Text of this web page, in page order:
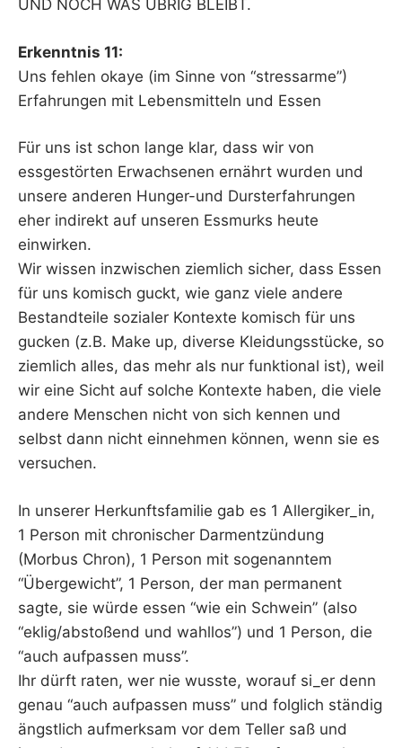
UND NOCH WAS ÜBRIG BLEIBT.
Erkenntnis 11:
Uns fehlen okaye (im Sinne von “stressarme”)
Erfahrungen mit Lebensmitteln und Essen
Für uns ist schon lange klar, dass wir von
essgestörten Erwachsenen ernährt wurden und
unsere anderen Hunger-und Dursterfahrungen
eher indirekt auf unseren Essmurks heute
einwirken.
Wir wissen inzwischen ziemlich sicher, dass Essen
für uns komisch guckt, wie ganz viele andere
Bestandteile sozialer Kontexte komisch für uns
gucken (z.B. Make up, diverse Kleidungsstücke, so
ziemlich alles, das mehr als nur funktional ist), weil
wir eine Sicht auf solche Kontexte haben, die viele
andere Menschen nicht von sich kennen und
selbst dann nicht einnehmen können, wenn sie es
versuchen.
In unserer Herkunftsfamilie gab es 1 Allergiker_in,
1 Person mit chronischer Darmentzündung
(Morbus Chron), 1 Person mit sogenanntem
“Übergewicht”, 1 Person, der man permanent
sagte, sie würde essen “wie ein Schwein” (also
“eklig/abstoßend und wahllos”) und 1 Person, die
“auch aufpassen muss”.
Ihr dürft raten, wer nie wusste, worauf si_er denn
genau “auch aufpassen muss” und folglich ständig
ängstlich aufmerksam vor dem Teller saß und